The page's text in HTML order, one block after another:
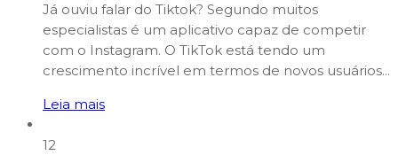
Já ouviu falar do Tiktok? Segundo muitos
especialistas é um aplicativo capaz de competir
com o Instagram. O TikTok está tendo um
crescimento incrível em termos de novos usuários...
Leia mais
12